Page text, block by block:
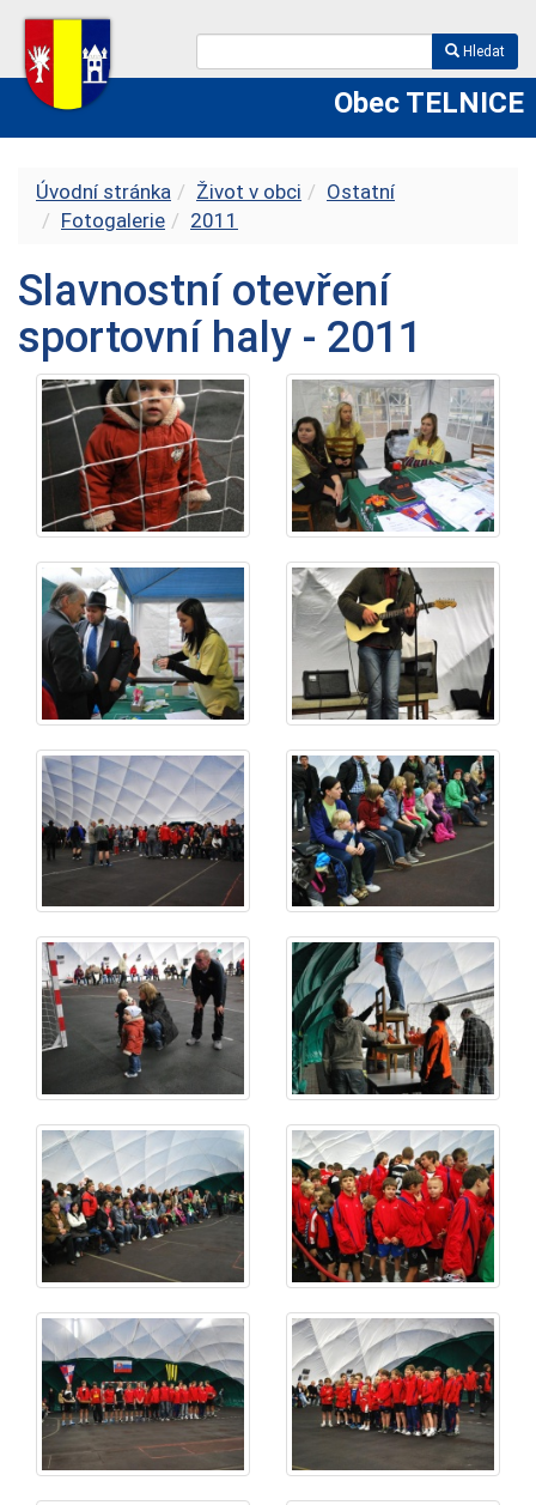
Hledat
Obec TELNICE
Úvodní stránka Život v obci
Ostatní
Fotogalerie
2011
Slavnostní otevření
sportovní haly - 2011